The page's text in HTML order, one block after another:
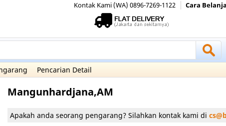
Kontak Kami (WA) 0896-7269-1122 Cara Belanja
Pencarian Detail
Mangunhardjana,AM
Apakah anda seorang pengarang? Silahkan kontak kami di